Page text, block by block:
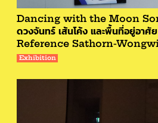
Dancing with the Moon
ดวงจันทร์ เส้นโค้ง และพื้นที่อยู่อา
Reference Sathorn-
Exhibition